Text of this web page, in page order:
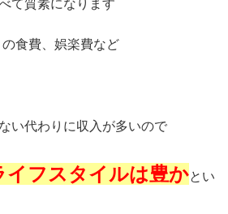
て質素になります
食費、娯楽費など
い代わりに収入が多いので
イフスタイルは豊かとい